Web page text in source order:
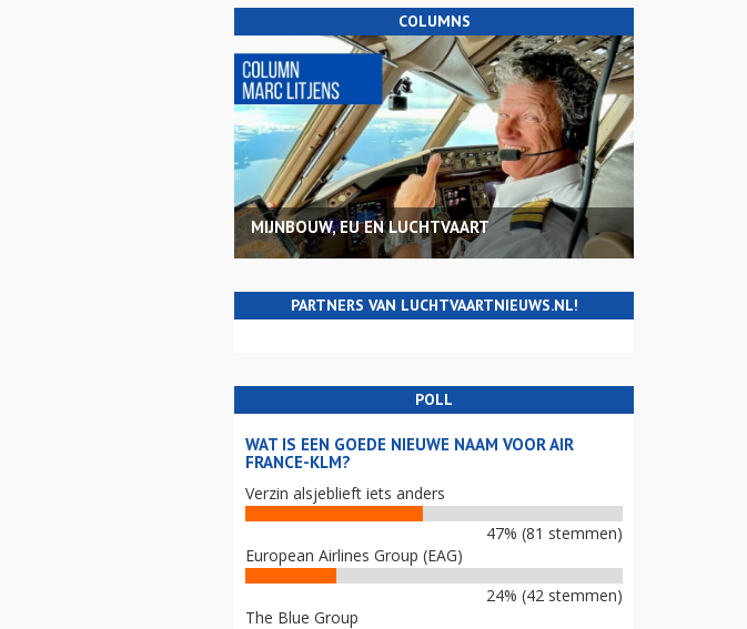
COLUMNS
MIJNBOUW, EU EN LUCHTVAART
PARTNERS VAN LUCHTVAARTNIEUWS.NL!
POLL
WAT IS EEN GOEDE NIEUWE NAAM VOOR AIR
FRANCE-KLM?
Verzin alsjeblieft iets anders
47% (81 stemmen)
European Airlines Group (EAG)
24% (42 stemmen)
The Blue Group